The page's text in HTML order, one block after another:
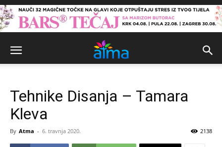
Tehnike Disanja – Tamara
Kleva
By Atma - 6. travnja 2020. 2138